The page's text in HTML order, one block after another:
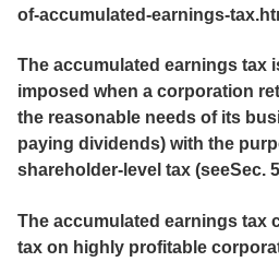
of-accumulated-earnings-
The accumulated earnings tax
imposed when a corporation
the reasonable needs of its
paying dividends) with the
shareholder-level tax (seeSec.
The accumulated earnings tax
tax on highly profitable